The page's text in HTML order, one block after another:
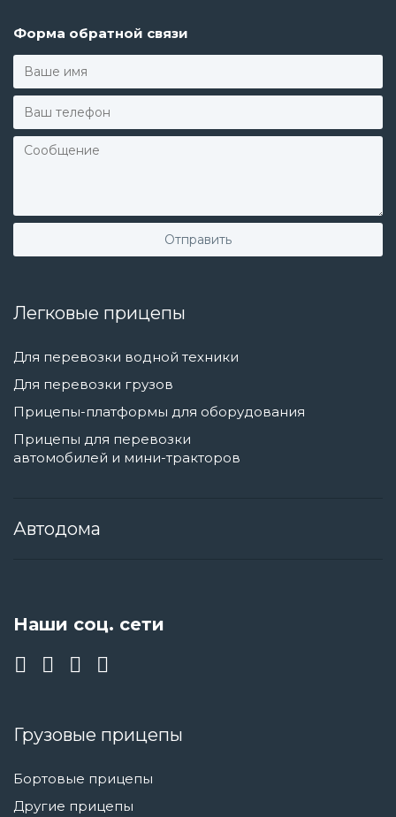
Форма обратной связи
Легковые прицепы
Для перевозки водной техники
Для перевозки грузов
Прицепы-платформы для оборудования
Прицепы для перевозки
автомобилей и мини-тракторов
Автодома
Наши соц. сети
Грузовые прицепы
Бортовые прицепы
Другие прицепы